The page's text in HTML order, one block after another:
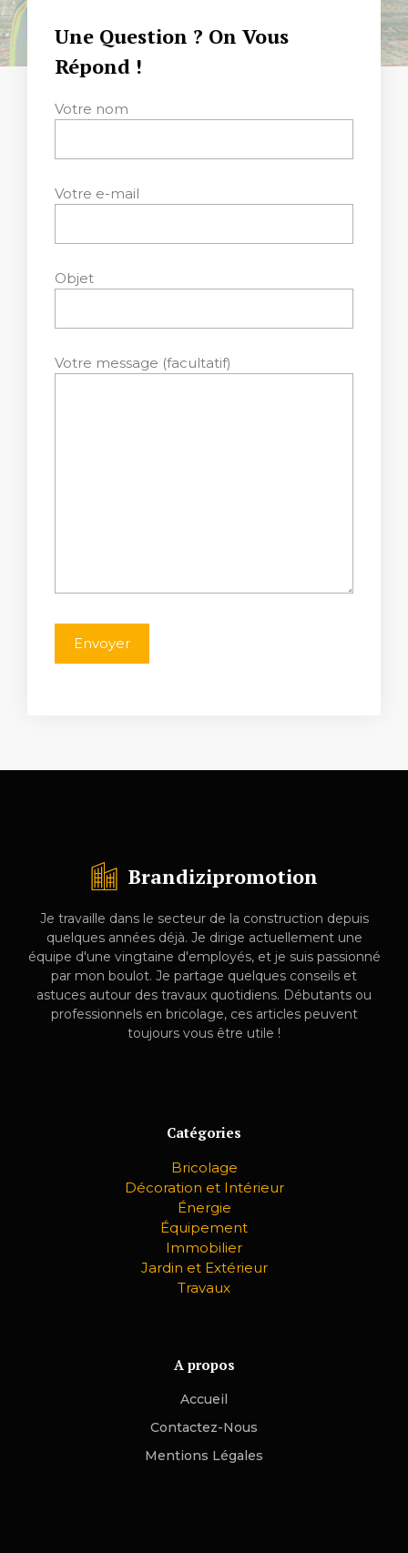
Une Question ? On Vous
Répond !
Votre nom
Votre e-mail
Objet
Votre message (facultatif)
Brandizipromotion
Je travaille dans le secteur de la construction depuis
quelques années déjà. Je dirige actuellement une
équipe d'une vingtaine d'employés, et je suis passionné
par mon boulot. Je partage quelques conseils et
astuces autour des travaux quotidiens. Débutants ou
professionnels en bricolage, ces articles peuvent
toujours vous être utile !
Catégories
Bricolage
Décoration et Intérieur
Énergie
Équipement
Immobilier
Jardin et Extérieur
Travaux
A propos
Accueil
Contactez-Nous
Mentions Légales